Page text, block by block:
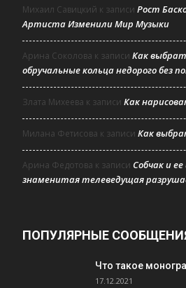
Михаил Савицкий к записи Рост
Артиста Изменили Мир Музыки
Арина Соколова к записи Как
обручальные кольца недорого без
Злата Михеева к записи Как
Милана Фетисова к записи Как
Арина Федотова к записи Собчак и
знаменитая телеведущая
ПОПУЛЯРНЫЕ
Что такое
17.12.2021